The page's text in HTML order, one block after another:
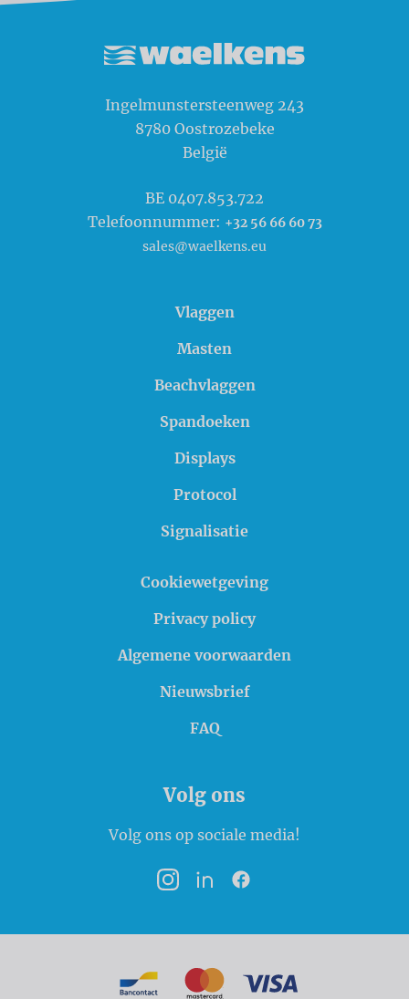
Ingelmunstersteenweg 243
8780 Oostrozebeke
België
BE 0407.853.722
Telefoonnummer: +32 56 66 60 73
sales@waelkens.eu
Vlaggen
Masten
Beachvlaggen
Spandoeken
Displays
Protocol
Signalisatie
Cookiewetgeving
Privacy policy
Algemene voorwaarden
Nieuwsbrief
FAQ
Volg ons
Volg ons op sociale media!
InstagramLinkedInFacebook
Betaalmogelijkheden
BancontactMasterCard
VISA